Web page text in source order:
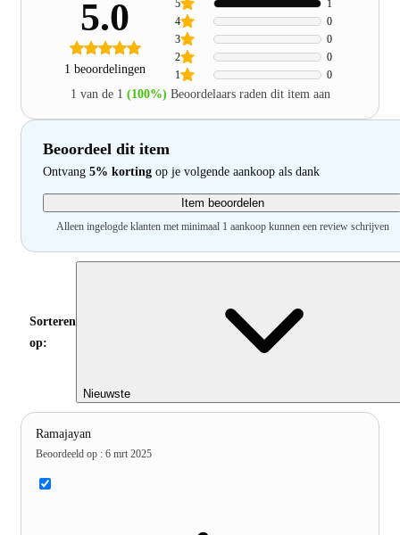
5.0
1 beoordelingen 1 0
2 0
3 0
4 0
5 1
1 van de 1 (100%) Beoordelaars raden dit item aan
Beoordeel dit item
Ontvang 5% korting op je volgende aankoop als dank
Item beoordelen
Alleen ingelogde klanten met minimaal 1 aankoop kunnen een review schrijven
Sorteren
op:
Nieuwste
Ramajayan
Beoordeeld op : 6 mrt 2025